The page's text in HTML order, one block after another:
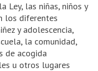
Ley, las niñas, niños y
los diferentes
y adolescencia,
la comunidad,
de acogida
u otros lugares